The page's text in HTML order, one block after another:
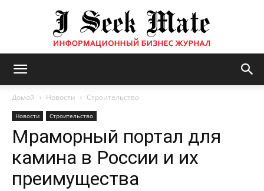
журнал
|
Домой Новости Строительство
Новости Строительство
Мраморный портал для
камина в России и их
преимущества